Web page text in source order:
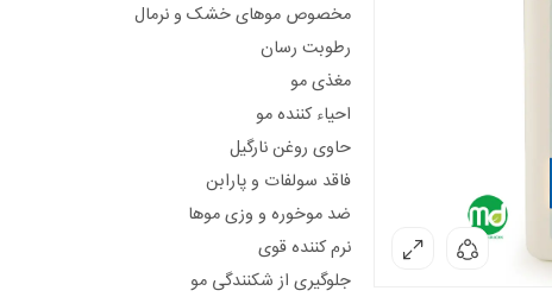
مخصوص موهای خشک و نرمال
رطوبت رسان
مغذی مو
احیاء کننده مو
حاوی روغن نارگیل
فاقد سولفات و پارابن
ضد موخوره و وزی موها
نرم کننده قوی
جلوگیری از شکنندگی مو